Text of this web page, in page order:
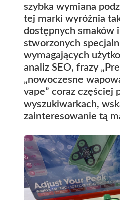
szybka wymiana
tej marki wyróżnia
dostępnych smaków
stworzonych
wymagających
analiz SEO, frazy
„nowoczesne
vape” coraz częściej
wyszukiwarkach,
zainteresowanie tą